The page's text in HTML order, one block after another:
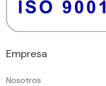
Empresa
Nosotros